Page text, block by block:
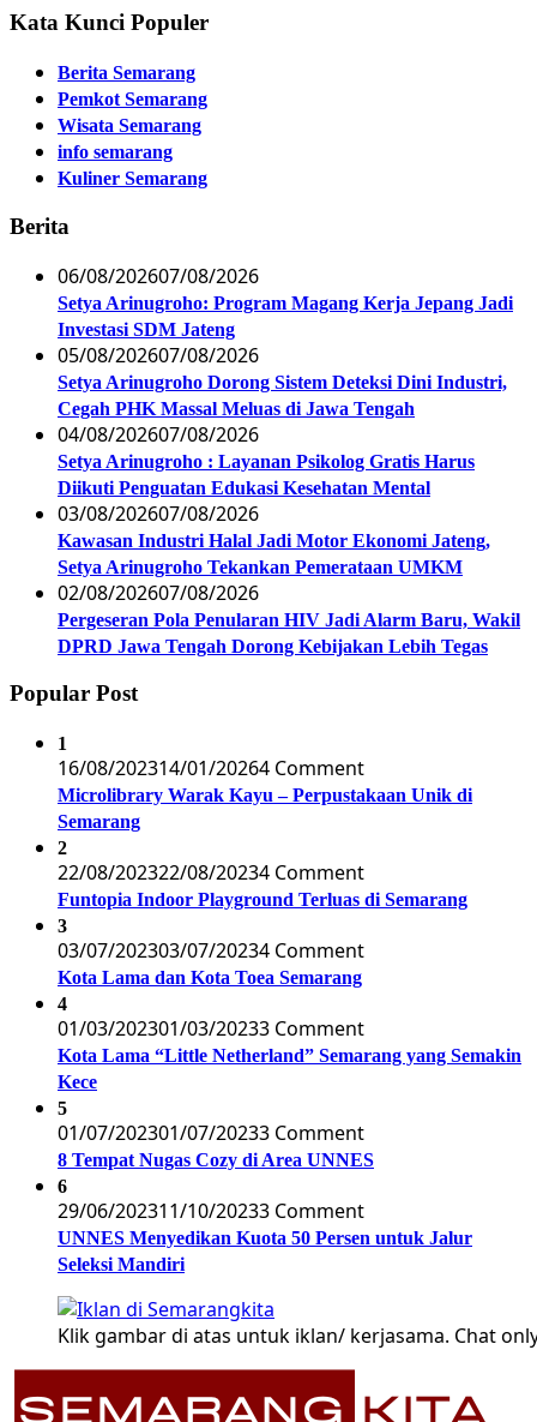
Kata Kunci Populer
Berita Semarang
Pemkot Semarang
Wisata Semarang
info semarang
Kuliner Semarang
Berita
06/08/202607/08/2026
Setya Arinugroho: Program Magang Kerja Jepang Jadi
Investasi SDM Jateng
05/08/202607/08/2026
Setya Arinugroho Dorong Sistem Deteksi Dini Industri,
Cegah PHK Massal Meluas di Jawa Tengah
04/08/202607/08/2026
Setya Arinugroho : Layanan Psikolog Gratis Harus
Diikuti Penguatan Edukasi Kesehatan Mental
03/08/202607/08/2026
Kawasan Industri Halal Jadi Motor Ekonomi Jateng,
Setya Arinugroho Tekankan Pemerataan UMKM
02/08/202607/08/2026
Pergeseran Pola Penularan HIV Jadi Alarm Baru, Wakil
DPRD Jawa Tengah Dorong Kebijakan Lebih Tegas
Popular Post
1
16/08/202314/01/20264 Comment
Microlibrary Warak Kayu – Perpustakaan Unik di
Semarang
2
22/08/202322/08/20234 Comment
Funtopia Indoor Playground Terluas di Semarang
3
03/07/202303/07/20234 Comment
Kota Lama dan Kota Toea Semarang
4
01/03/202301/03/20233 Comment
Kota Lama “Little Netherland” Semarang yang Semakin
Kece
5
01/07/202301/07/20233 Comment
8 Tempat Nugas Cozy di Area UNNES
6
29/06/202311/10/20233 Comment
UNNES Menyedikan Kuota 50 Persen untuk Jalur
Seleksi Mandiri
Klik gambar di atas untuk iklan/ kerjasama. Chat